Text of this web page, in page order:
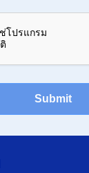
Submit